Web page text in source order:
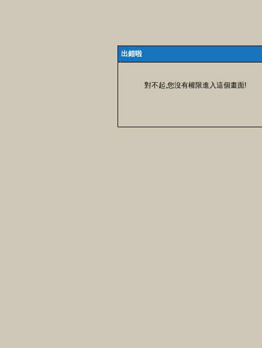
出錯啦
對不起,您沒有權限進入這個畫面!